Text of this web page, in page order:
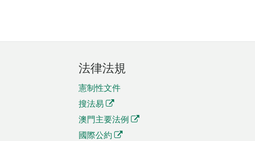
法律法規
憲制性文件
搜法易
澳門主要法例
國際公約